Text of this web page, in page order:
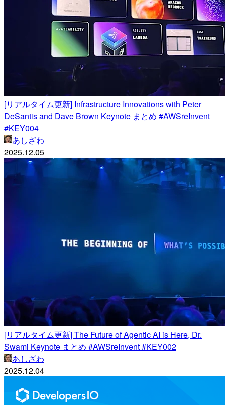
[リアルタイム更新] Infrastructure Innovations with Peter
DeSantis and Dave Brown Keynote まとめ #AWSreInvent
#KEY004
あしざわ
2025.12.05
[リアルタイム更新] The Future of Agentic AI is Here, Dr.
Swami Keynote まとめ #AWSreInvent #KEY002
あしざわ
2025.12.04